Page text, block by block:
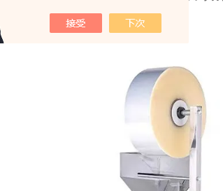
热压批号装置。